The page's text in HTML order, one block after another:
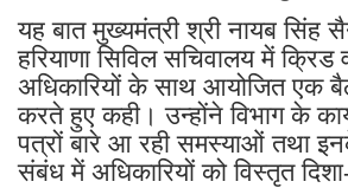
यह बात मुख्यमंत्री श्री नायब सिंह
हरियाणा सिविल सचिवालय में क्रिड
अधिकारियों के साथ आयोजित एक
करते हुए कही। उन्होंने विभाग के
पत्रों बारे आ रही समस्याओं तथा
संबंध में अधिकारियों को विस्तृत दिशा-